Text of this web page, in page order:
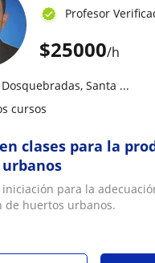
$25000/h
Profesor
Santa ...
cursos
clases para la
para la
de huertos urbanos.